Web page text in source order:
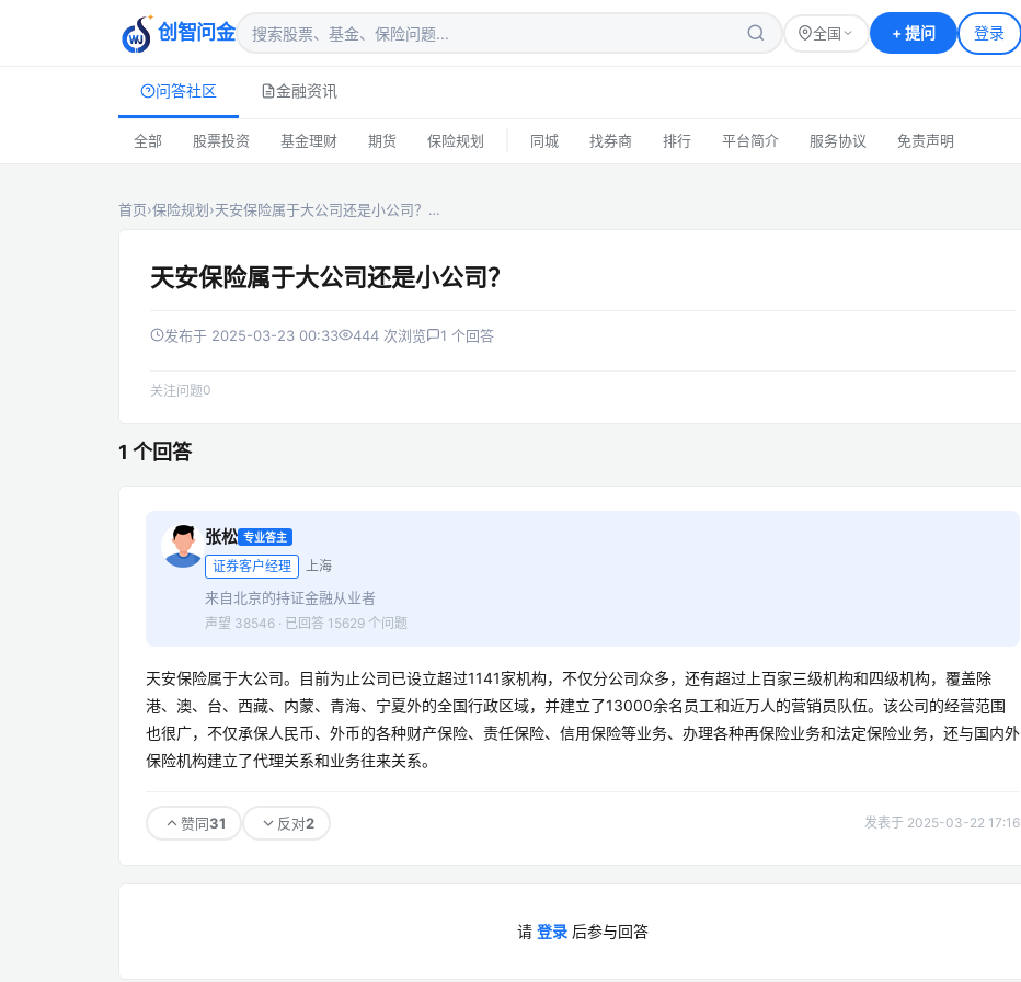
创智问金 全国 +提问 登录
问答社区 金融资讯
全部 股票投资 基金理财 期货 保险规划 同城 找券商 排行 平台简介 服务协议 免责声明
首页›保险规划›天安保险属于大公司还是小公司？…
天安保险属于大公司还是小公司？
发布于 2025-03-23 00:33 444 次浏览 1 个回答
关注问题0
1 个回答
张松 专业答主
证券客户经理 上海
来自北京的持证金融从业者
声望 38546 · 已回答 15629 个问题
天安保险属于大公司。目前为止公司已设立超过1141家机构，不仅分公司众多，还有超过上百家三级机构和四级机构，覆盖除
港、澳、台、西藏、内蒙、青海、宁夏外的全国行政区域，并建立了13000余名员工和近万人的营销员队伍。该公司的经营范围
也很广，不仅承保人民币、外币的各种财产保险、责任保险、信用保险等业务、办理各种再保险业务和法定保险业务，还与国内外
保险机构建立了代理关系和业务往来关系。
赞同31 反对2 发表于 2025-03-22 17:16
请 登录 后参与回答